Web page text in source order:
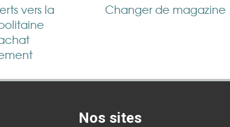
vers la
Changer de magazine
Nos sites